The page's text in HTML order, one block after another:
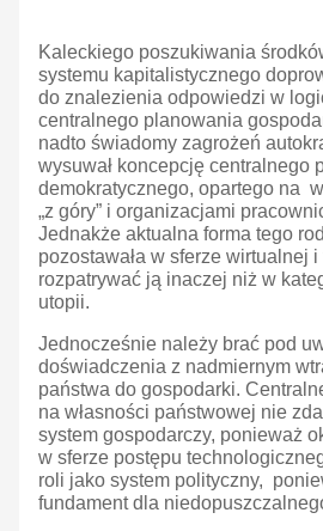
Kaleckiego poszukiwania
systemu kapitalistycznego
do znalezienia odpowiedzi w
centralnego planowania
nadto świadomy zagrożeń
wysuwał koncepcję centralnego
demokratycznego, opartego na
„z góry” i organizacjami
Jednakże aktualna forma tego
pozostawała w sferze wirtualnej
rozpatrywać ją inaczej niż w
utopii.
Jednocześnie należy brać pod
doświadczenia z nadmiernym
państwa do gospodarki.
na własności państwowej nie
system gospodarczy, ponieważ
w sferze postępu
roli jako system polityczny,
fundament dla